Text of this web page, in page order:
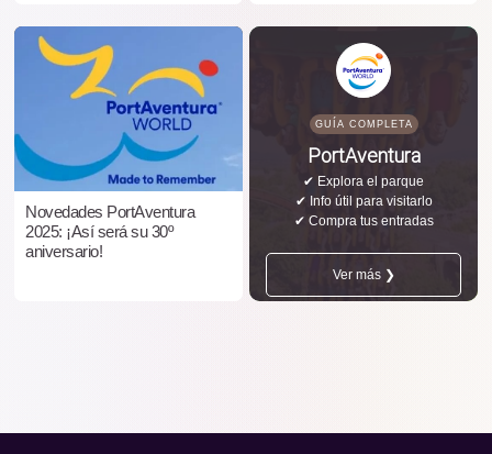
Novedades PortAventura
2025: ¡Así será su 30º
aniversario!
GUÍA COMPLETA
PortAventura
✔ Explora el parque
✔ Info útil para visitarlo
✔ Compra tus entradas
Ver más ❯